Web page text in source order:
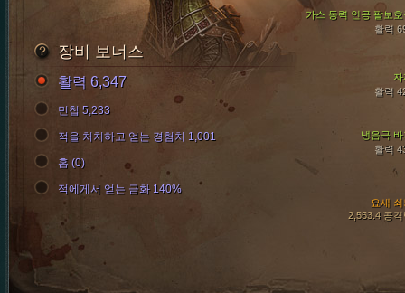
가스 동력 인공 팔보호
활력
냉음극 바
활력
요새 쇠
2,553.4 공격
활력
장비 보너스
활력 6,347
민첩 5,233
적을 처치하고 얻는 경험치 1,001
홈 (0)
적에게서 얻는 금화 140%